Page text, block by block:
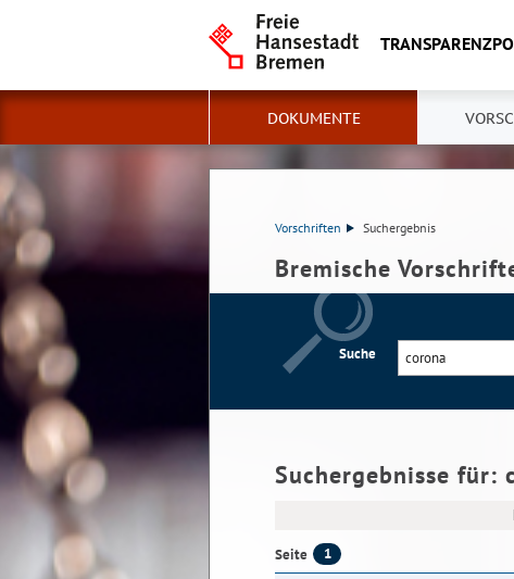
DOKUMENTE
Vorschriften Suchergebnis
Bremische
Suche
Suchergebnisse für:
Seite 1